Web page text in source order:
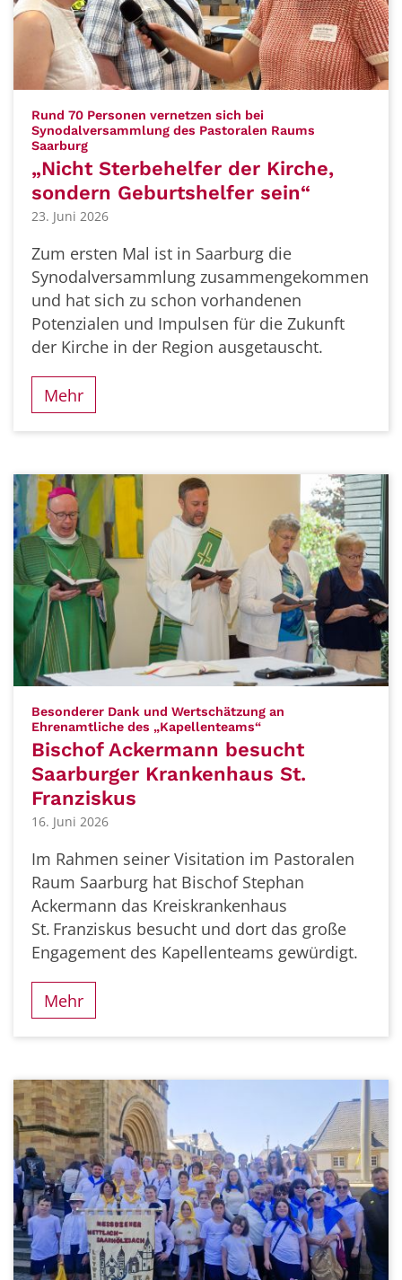
Rund 70 Personen vernetzen sich bei
Synodalversammlung des Pastoralen Raums
Saarburg:
„Nicht Sterbehelfer der Kirche,
sondern Geburtshelfer sein“
23. Juni 2026
Zum ersten Mal ist in Saarburg die
Synodalversammlung zusammengekommen
und hat sich zu schon vorhandenen
Potenzialen und Impulsen für die Zukunft
der Kirche in der Region ausgetauscht.
Mehr
Besonderer Dank und Wertschätzung an
Ehrenamtliche des „Kapellenteams“:
Bischof Ackermann besucht
Saarburger Krankenhaus St.
Franziskus
16. Juni 2026
Im Rahmen seiner Visitation im Pastoralen
Raum Saarburg hat Bischof Stephan
Ackermann das Kreiskrankenhaus
St. Franziskus besucht und dort das große
Engagement des Kapellenteams gewürdigt.
Mehr